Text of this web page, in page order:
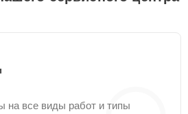
на все виды работ и типы